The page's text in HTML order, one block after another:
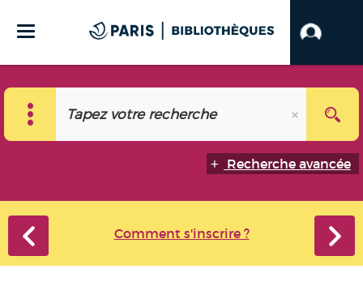
Recherche avancée
Comment s'inscrire ?